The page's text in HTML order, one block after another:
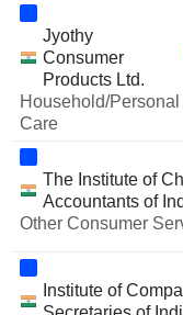
Jyothy
Consumer
Products Ltd.
Household/Personal
Care
The Institute of
Accountants of
Other Consumer
Institute of